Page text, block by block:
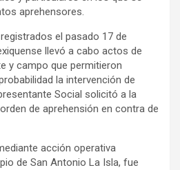
aprehensores.
el pasado 17 de
llevó a cabo actos de
y campo que permitieron
la intervención de
Social solicitó a la
de aprehensión en contra de
acción operativa
de San Antonio La Isla, fue